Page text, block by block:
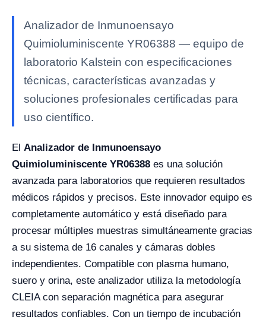
Analizador de Inmunoensayo
Quimioluminiscente YR06388 — equipo de
laboratorio Kalstein con especificaciones
técnicas, características avanzadas y
soluciones profesionales certificadas para
uso científico.
El Analizador de Inmunoensayo
Quimioluminiscente YR06388 es una solución
avanzada para laboratorios que requieren resultados
médicos rápidos y precisos. Este innovador equipo es
completamente automático y está diseñado para
procesar múltiples muestras simultáneamente gracias
a su sistema de 16 canales y cámaras dobles
independientes. Compatible con plasma humano,
suero y orina, este analizador utiliza la metodología
CLEIA con separación magnética para asegurar
resultados confiables. Con un tiempo de incubación